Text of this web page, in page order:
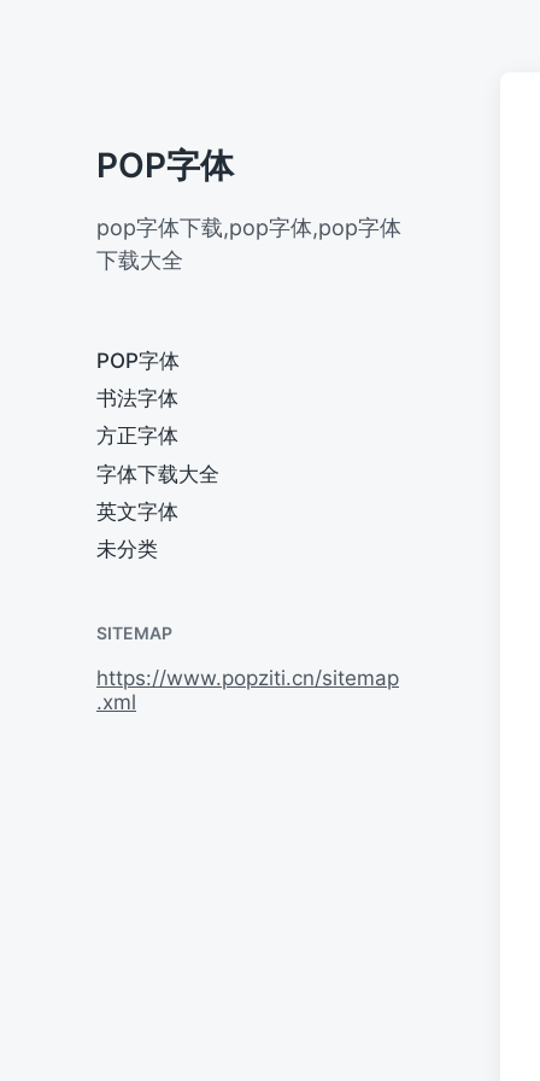
POP字体
pop字体下载,pop字体,pop字体
下载大全
POP字体
书法字体
方正字体
字体下载大全
英文字体
未分类
SITEMAP
https://www.popziti.cn/sitemap
.xml